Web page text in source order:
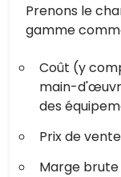
Prenons le
gamme
Coût (y
main-
des
Prix de
Marge brute